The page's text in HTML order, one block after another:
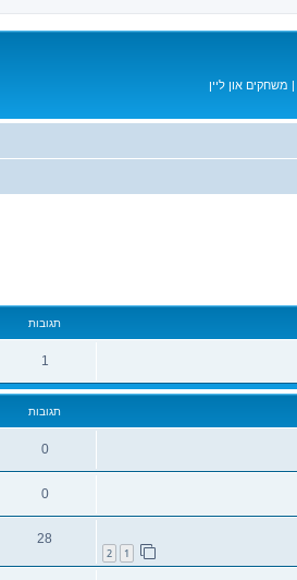
| משחקים און ליין
תגובות
1
תגובות
0
0
1
2
28